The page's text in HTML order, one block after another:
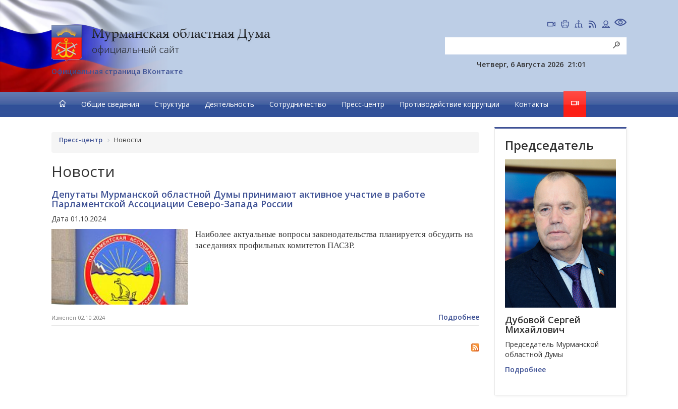
Официальная страница ВКонтакте
Четверг, 6 Августа 2026 21:01
Общие сведения Структура Деятельность Сотрудничество Пресс-центр Противодействие коррупции Контакты
Пресс-центр Новости
Новости
Депутаты Мурманской областной Думы принимают активное участие в работе
Парламентской Ассоциации Северо-Запада России
Дата 01.10.2024
Наиболее актуальные вопросы законодательства планируется обсудить на
заседаниях профильных комитетов ПАСЗР.
Изменен 02.10.2024 Подробнее
Председатель
Дубовой Сергей
Михайлович
Председатель Мурманской
областной Думы
Подробнее